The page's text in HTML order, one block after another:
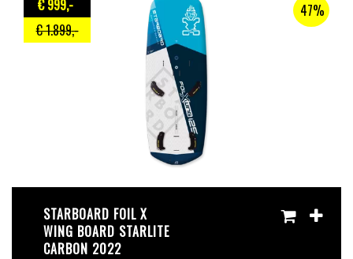
€ 999,-
€ 1.899,-
47%
STARBOARD FOIL X
WING BOARD STARLITE
CARBON 2022